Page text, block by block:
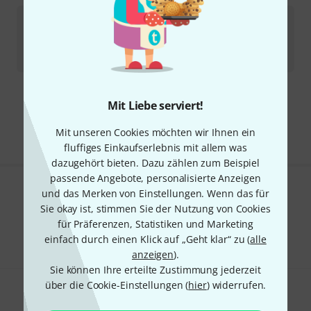
Mit Liebe serviert!
Mit unseren Cookies möchten wir Ihnen ein
fluffiges Einkaufserlebnis mit allem was
dazugehört bieten. Dazu zählen zum Beispiel
passende Angebote, personalisierte Anzeigen
und das Merken von Einstellungen. Wenn das für
Sie okay ist, stimmen Sie der Nutzung von Cookies
für Präferenzen, Statistiken und Marketing
einfach durch einen Klick auf „Geht klar“ zu (alle
anzeigen).
Sie können Ihre erteilte Zustimmung jederzeit
über die Cookie-Einstellungen (hier) widerrufen.
LarsenAurora Violin E Steel Strong
Sofort lieferbar
Kostenloser Versand ab 29 €
Gefällt Ihnen, was Sie sehen?
Teilen Hilfe & Feedback